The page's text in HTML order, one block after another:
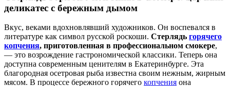
деликатес с бережным дымом
Вкус, веками вдохновлявший художников. Он воспевался в
литературе как символ русской роскоши. Стерлядь горячего
копчения, приготовленная в профессиональном смокере,
— это возрождение гастрономической классики. Теперь она
доступна современным ценителям в Екатеринбурге. Эта
благородная осетровая рыба известна своим нежным, жирным
мясом. В процессе бережного горячего копчения она